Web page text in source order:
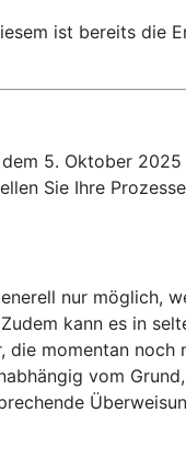
ist bereits die
5. Oktober
Sie Ihre
nur möglich,
kann es in
momentan noch
vom